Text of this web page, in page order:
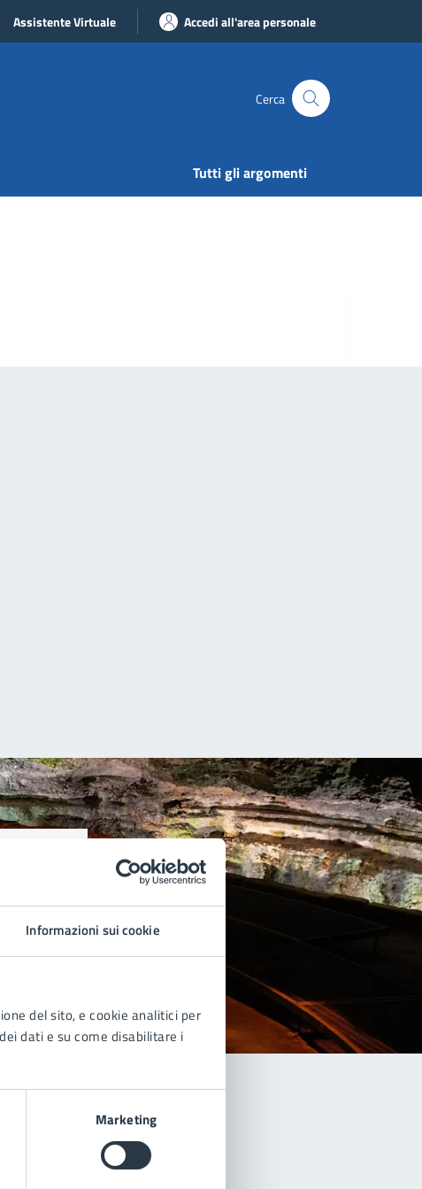
Informazioni sui cookie
del sito, e cookie analitici per
dati e su come disabilitare i
Marketing
Assistente Virtuale Accedi all'area personale
Cerca
Tutti gli argomenti